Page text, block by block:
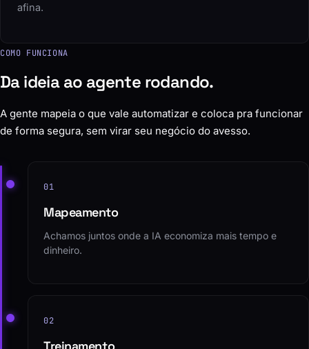
afina.
COMO FUNCIONA
Da ideia ao agente rodando.
A gente mapeia o que vale automatizar e coloca pra funcionar
de forma segura, sem virar seu negócio do avesso.
01
Mapeamento
Achamos juntos onde a IA economiza mais tempo e
dinheiro.
02